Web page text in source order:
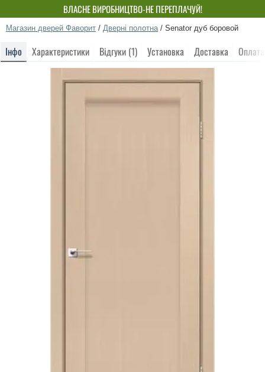
ВЛАСНЕ ВИРОБНИЦТВО-НЕ ПЕРЕПЛАЧУЙ!
Магазин дверей Фаворит / Дверні полотна / Senator дуб боровой
Інфо Характеристики Відгуки (1) Установка Доставка Оплата